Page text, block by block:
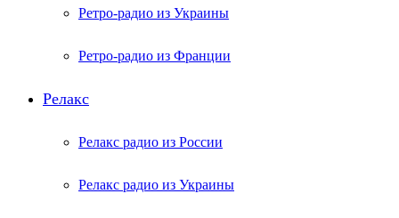
Ретро-радио из Украины
Ретро-радио из Франции
Релакс
Релакс радио из России
Релакс радио из Украины